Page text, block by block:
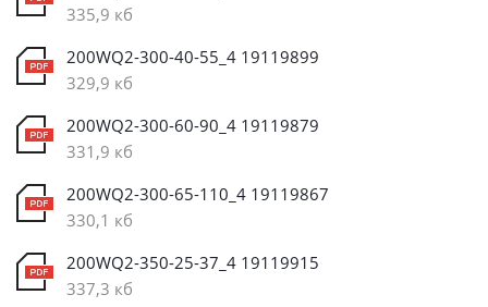
335,9 кб
200WQ2-300-40-55_4 19119899
329,9 кб
200WQ2-300-60-90_4 19119879
331,9 кб
200WQ2-300-65-110_4 19119867
330,1 кб
200WQ2-350-25-37_4 19119915
337,3 кб